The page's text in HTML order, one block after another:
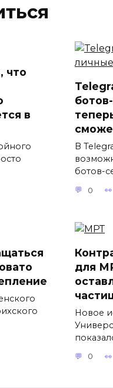
что
в
В
ботов-
0
для
Новое
0